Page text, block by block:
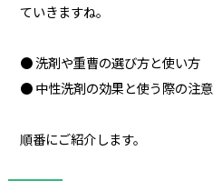
ていきますね。
● 洗剤や重曹の選び方と使い方
● 中性洗剤の効果と使う際の注意
順番にご紹介します。